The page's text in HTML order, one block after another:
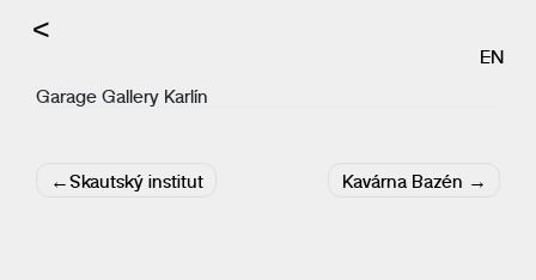
<
EN
Garage Gallery Karlín
Navigace
pro
Skautský institut Kavárna Bazén